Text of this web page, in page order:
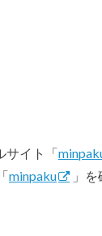
サイト「
minpaku
」